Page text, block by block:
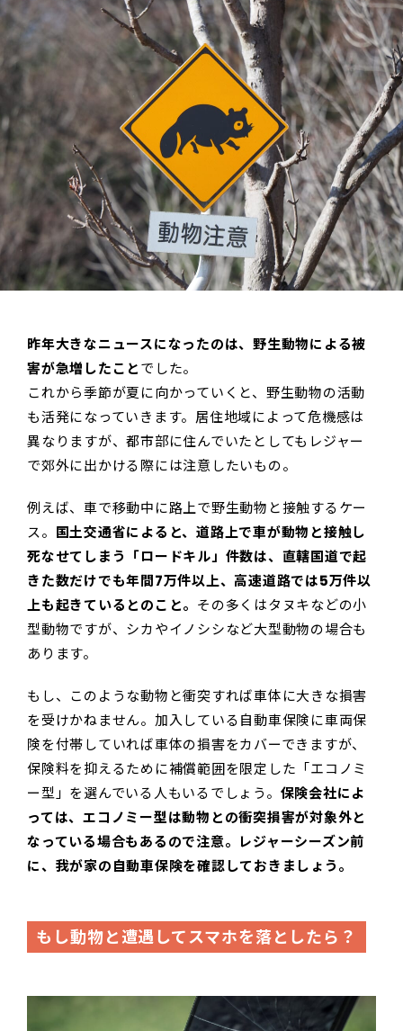
昨年大きなニュースになったのは、野生動物による被
害が急増したことでした。
これから季節が夏に向かっていくと、野生動物の活動
も活発になっていきます。居住地域によって危機感は
異なりますが、都市部に住んでいたとしてもレジャー
で郊外に出かける際には注意したいもの。
例えば、車で移動中に路上で野生動物と接触するケー
ス。 国土交通省によると、道路上で車が動物と接触し
死なせてしまう「ロードキル」件数は、直轄国道で起
きた数だけでも年間7万件以上、高速道路では5万件以
上も起きているとのこと。 その多くはタヌキなどの小
型動物ですが、シカやイノシシなど大型動物の場合も
あります。
もし、このような動物と衝突すれば車体に大きな損害
を受けかねません。加入している自動車保険に車両保
険を付帯していれば車体の損害をカバーできますが、
保険料を抑えるために補償範囲を限定した「エコノミ
ー型」を選んでいる人もいるでしょう。 保険会社によ
っては、エコノミー型は動物との衝突損害が対象外と
なっている場合もあるので注意。レジャーシーズン前
に、我が家の自動車保険を確認しておきましょう。
もし動物と遭遇してスマホを落としたら？